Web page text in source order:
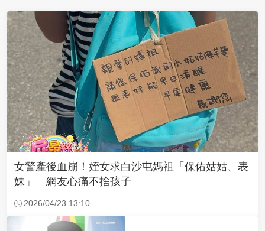
女警產後血崩！姪女求白沙屯媽祖「保佑姑姑、表
妹」 網友心痛不捨孩子
2026/04/23 13:10